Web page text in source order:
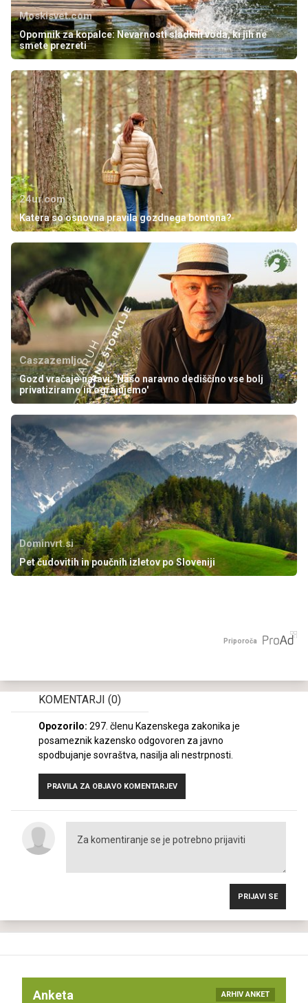
Moskisvet.com
Opomnik za kopalce: Nevarnosti sladkih voda, ki jih ne
smete prezreti
24ur.com
Katera so osnovna pravila gozdnega bontona?
Caszazemljo
Gozd vračajo naravi: 'Našo naravno dediščino vse bolj
privatiziramo in ograjujemo'
Dominvrt.si
Pet čudovitih in poučnih izletov po Sloveniji
Priporoča
KOMENTARJI (0)
Opozorilo: 297. členu Kazenskega zakonika je
posameznik kazensko odgovoren za javno
spodbujanje sovraštva, nasilja ali nestrpnosti.
PRAVILA ZA OBJAVO KOMENTARJEV
PRIJAVI SE
Anketa ARHIV ANKET